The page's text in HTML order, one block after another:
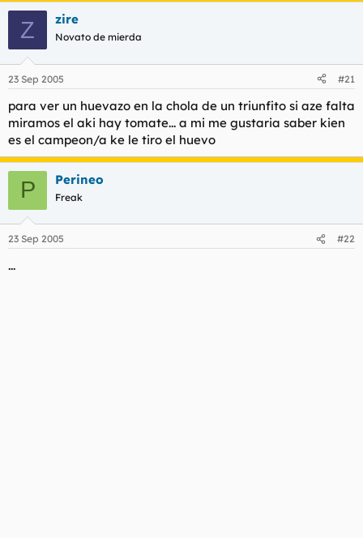
Z zire
Novato de mierda
23 Sep 2005 #21
para ver un huevazo en la chola de un triunfito si aze falta
miramos el aki hay tomate... a mi me gustaria saber kien
es el campeon/a ke le tiro el huevo
P Perineo
Freak
23 Sep 2005 #22
...